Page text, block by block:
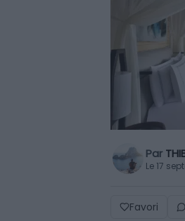
Par
Le 17
Favori